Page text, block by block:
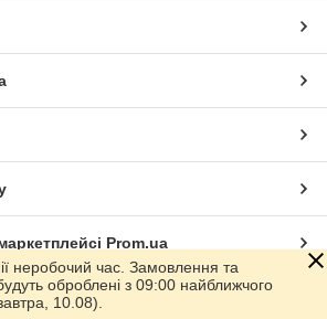
Prom.ua
неробочий час. Замовлення та
оброблені з 09:00 найближчого
10.08).